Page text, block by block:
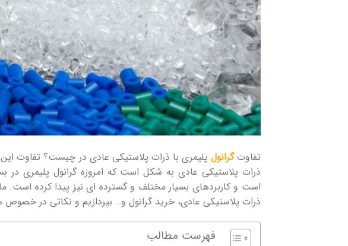
تفاوتگرانول پلیمری با ذرات پلاستیکی عادی در چیست؟ تفاوت این
ذرات پلاستیکی عادی به شکل است که امروزه گرانول پلیمری در
است و کاربردهای بسیار مختلف و گسترده‌ ای نیز پیدا کرده است.
ذرات پلاستیکی عادی، خرید گرانول و… بپردازیم و نکاتی در خصوص
فهرست مطالب